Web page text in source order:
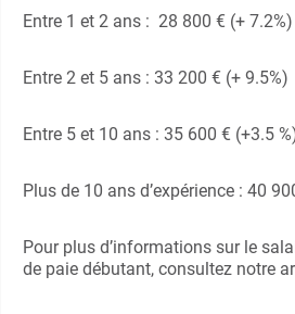
Entre 1 et 2 ans : 28 800 € (+ 7.2%)
Entre 2 et 5 ans : 33 200 € (+ 9.5%)
Entre 5 et 10 ans : 35 600 € (+3.5
Plus de 10 ans d’expérience : 40
Pour plus d’informations sur le
de paie débutant, consultez notre